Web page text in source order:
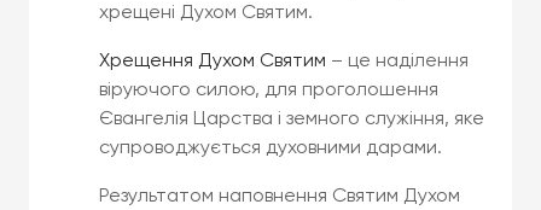
хрещені Духом Святим.
Хрещення Духом Святим – це наділення
віруючого силою, для проголошення
Євангелія Царства і земного служіння, яке
супроводжується духовними дарами.
Результатом наповнення Святим Духом